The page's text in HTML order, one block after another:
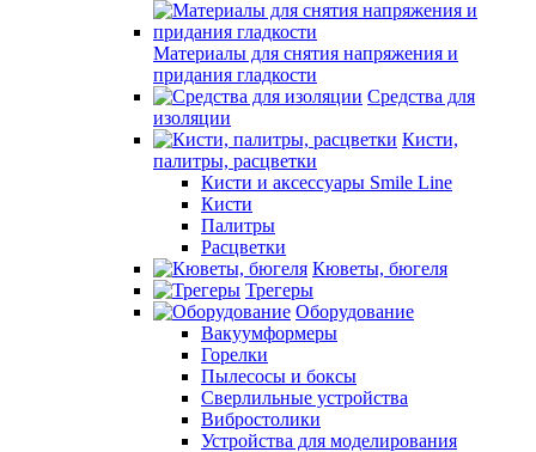
Материалы для снятия напряжения и
придания гладкости
Средства для
изоляции
Кисти,
палитры, расцветки
Кисти и аксессуары Smile Line
Кисти
Палитры
Расцветки
Кюветы, бюгеля
Трегеры
Оборудование
Вакуумформеры
Горелки
Пылесосы и боксы
Сверлильные устройства
Вибростолики
Устройства для моделирования